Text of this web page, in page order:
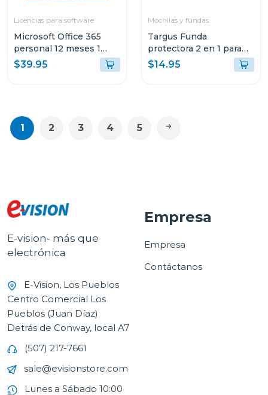
Licencias para software
Microsoft Office 365
personal 12 meses 1
dispositivo
$39.95
Mochilas y fundas
Targus Funda
protectora 2 en 1 para
laptop de 14"
$14.95
1 2 3 4 5
E-vision- más que
electrónica
E-Vision, Los Pueblos
Centro Comercial Los
Pueblos (Juan Díaz)
Detrás de Conway, local A7
(507) 217-7661
sale@evisionstore.com
Lunes a Sábado 10:00
Empresa
Empresa
Contáctanos